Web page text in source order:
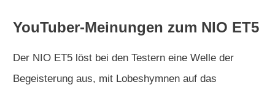
YouTuber-Meinungen zum NIO ET5
Der NIO ET5 löst bei den Testern eine Welle der
Begeisterung aus, mit Lobeshymnen auf das